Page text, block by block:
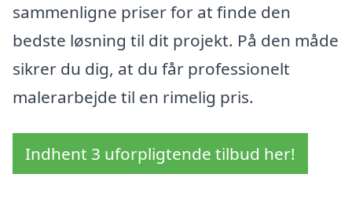
sammenligne priser for at finde den
bedste løsning til dit projekt. På den måde
sikrer du dig, at du får professionelt
malerarbejde til en rimelig pris.
Indhent 3 uforpligtende tilbud her!